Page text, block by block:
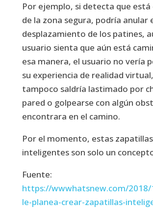
Por ejemplo, si detecta que
de la zona segura, podría anular
desplazamiento de los patines,
usuario sienta que aún está
esa manera, el usuario no vería
su experiencia de realidad
tampoco saldría lastimado por
pared o golpearse con algún
encontrara en el camino.
Por el momento, estas zapatillas
inteligentes son solo un
Fuente:
https://wwwhatsnew.com/
le-planea-crear-zapatillas-